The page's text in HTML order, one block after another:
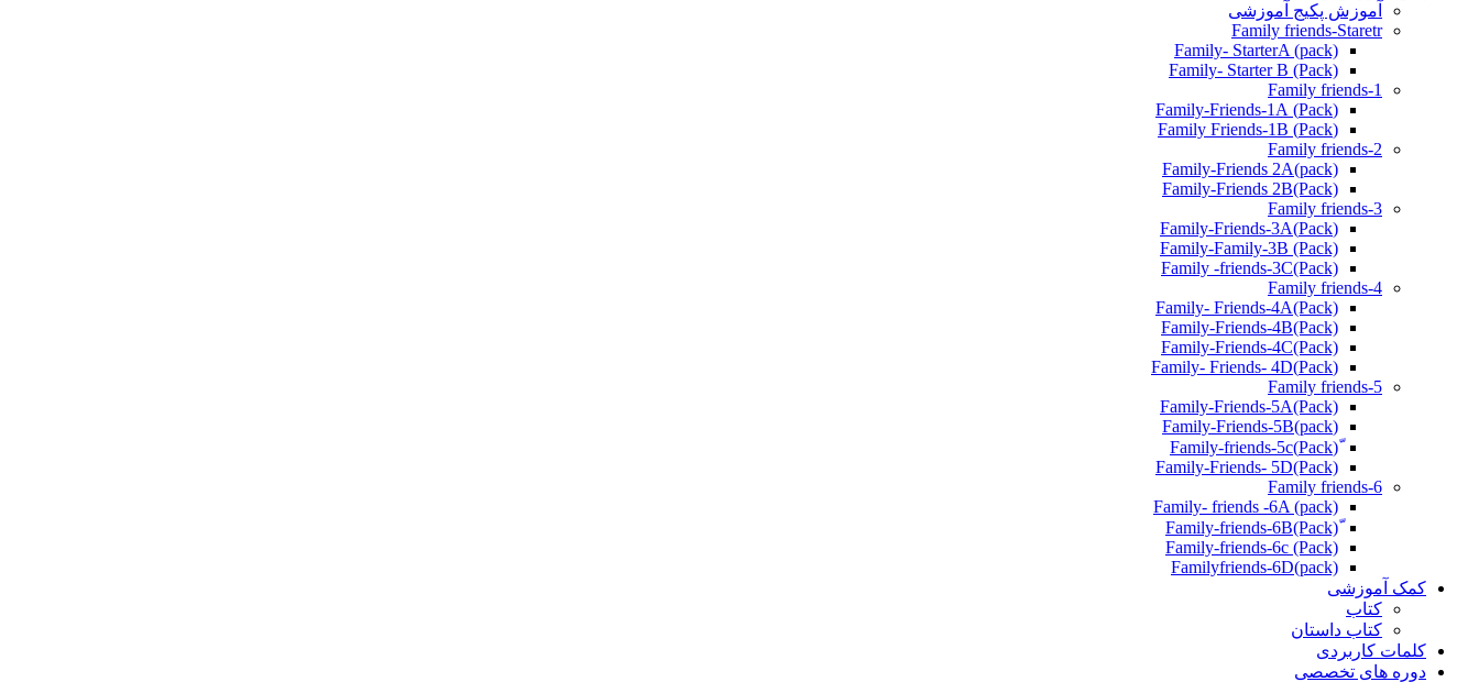
آموزش پکیج آموزشی
Family friends-Staretr
Family- StarterA (pack)
Family- Starter B (Pack)
Family friends-1
(Pack) Family-Friends-1A
(Pack) Family Friends-1B
Family friends-2
Family-Friends 2A(pack)
Family-Friends 2B(Pack)
Family friends-3
(Pack)Family-Friends-3A
Family-Family-3B (Pack)
Family -friends-3C(Pack)
Family friends-4
Family- Friends-4A(Pack)
Family-Friends-4B(Pack)
Family-Friends-4C(Pack)
(Pack)Family- Friends- 4D
Family friends-5
Family-Friends-5A(Pack)
(pack)Family-Friends-5B
ّ(Pack)Family-friends-5c
Family-Friends- 5D(Pack)
Family friends-6
Family- friends -6A (pack)
Family-friends-6c (Pack)
Familyfriends-6D(pack)
کمک آموزشی
کتاب
کتاب داستان
کلمات کاربردی
دوره های تخصصی